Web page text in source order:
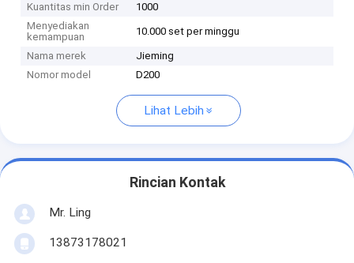
Kuantitas min Order
1000
Menyediakan
kemampuan
10.000 set per minggu
Nama merek
Jieming
Nomor model
D200
Lihat Lebih
Rincian Kontak
Mr. Ling
13873178021